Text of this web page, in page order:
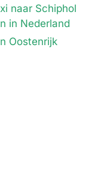
naar Schiphol
in Nederland
Oostenrijk